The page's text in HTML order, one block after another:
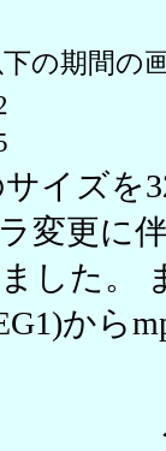
の期間の
イズを
変更に
した。
から